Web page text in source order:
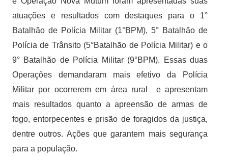
atuações e resultados com destaques para o 1°
Batalhão de Polícia Militar (1°BPM), 5° Batalhão de
Polícia de Trânsito (5°Batalhão de Polícia Militar) e o
9° Batalhão de Polícia Militar (9°BPM). Essas duas
Operações demandaram mais efetivo da Polícia
Militar por ocorrerem em área rural e apresentam
mais resultados quanto a apreensão de armas de
fogo, entorpecentes e prisão de foragidos da justiça,
dentre outros. Ações que garantem mais segurança
para a população.